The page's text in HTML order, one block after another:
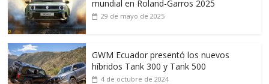
mundial en Roland-Garros 2025
29 de mayo de 2025
GWM Ecuador presentó los nuevos
híbridos Tank 300 y Tank 500
4 de octubre de 2024